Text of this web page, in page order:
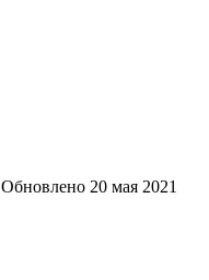
Обновлено 20 мая 2021